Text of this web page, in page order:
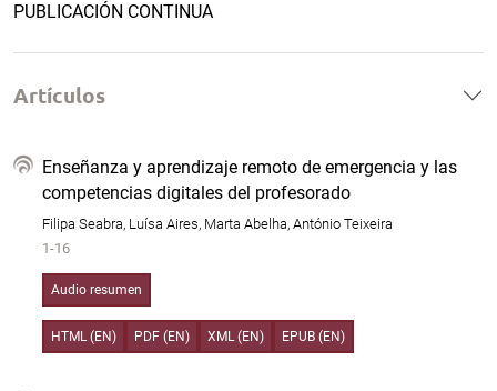
PUBLICACIÓN CONTINUA
Artículos
Enseñanza y aprendizaje remoto de emergencia y las
competencias digitales del profesorado
Filipa Seabra, Luísa Aires, Marta Abelha, António Teixeira
1-16
Audio resumen
HTML (EN) PDF (EN) XML (EN) EPUB (EN)